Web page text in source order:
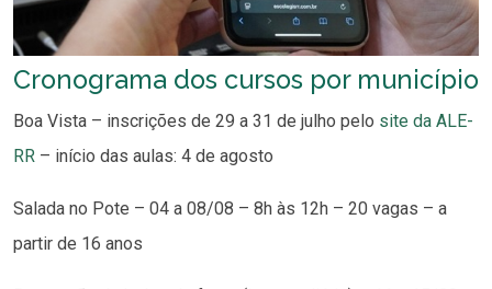
Cronograma dos cursos por município
Boa Vista – inscrições de 29 a 31 de julho pelo site da ALE-
RR – início das aulas: 4 de agosto
Salada no Pote – 04 a 08/08 – 8h às 12h – 20 vagas – a
partir de 16 anos